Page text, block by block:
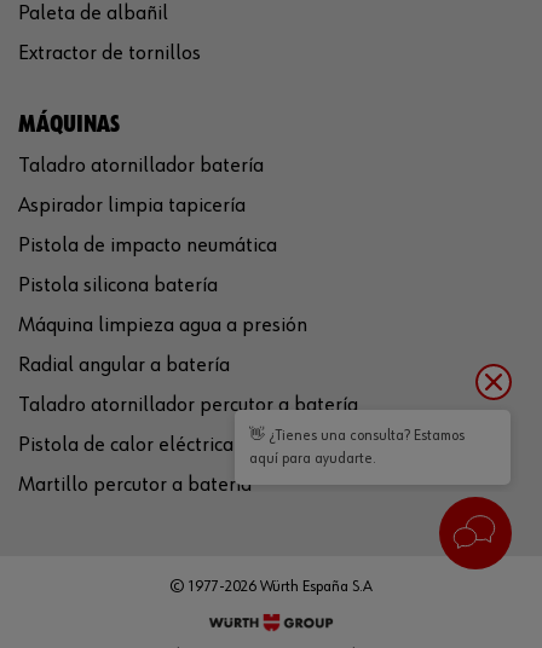
Paleta de albañil
Extractor de tornillos
MÁQUINAS
Taladro atornillador batería
Aspirador limpia tapicería
Pistola de impacto neumática
Pistola silicona batería
Máquina limpieza agua a presión
Radial angular a batería
Taladro atornillador percutor a batería
Pistola de calor eléctrica
Martillo percutor a batería
© 1977-2026 Würth España S.A
👋 ¿Tienes una consulta? Estamos
aquí para ayudarte.